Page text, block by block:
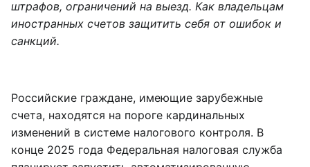
штрафов, ограничений на выезд. Как владельцам
иностранных счетов защитить себя от ошибок и
санкций.
Российские граждане, имеющие зарубежные
счета, находятся на пороге кардинальных
изменений в системе налогового контроля. В
конце 2025 года Федеральная налоговая служба